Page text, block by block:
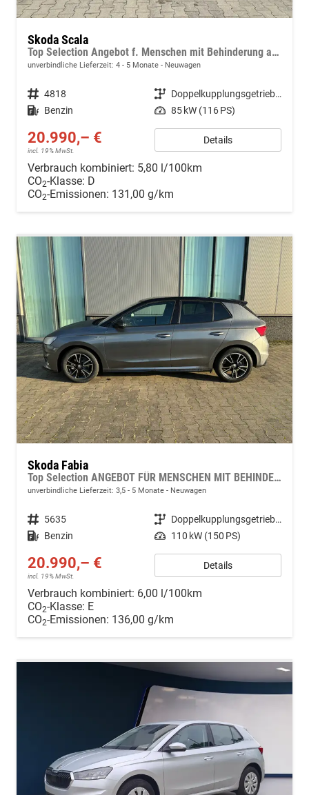
Skoda Scala
Top Selection Angebot f. Menschen mit Behinderung ab 50 %! 1.0 TSI 115PS DSG/Automatik, 16"-Leichtmetallräder, Climatronic, Verlängerte Heckscheibe, SunSet, Parksensoren hinten, Winter-Paket, M-Lederlenkrad beheizt, LED-Scheinwerfer, Tempomat, Virtual Cockpit, Radio
unverbindliche Lieferzeit: 4 - 5 Monate Neuwagen
Fahrzeugnr. 4818 Getriebe
Doppelkupplungsgetriebe (DSG)
Kraftstoff Benzin Leistung 85 kW (116 PS)
20.990,– €
incl. 19% MwSt.
Details
Verbrauch kombiniert: 5,80 l/100km
CO2-Klasse: D
CO2-Emissionen: 131,00 g/km
Skoda Fabia
Top Selection ANGEBOT FÜR MENSCHEN MIT BEHINDERUNG AB 50%! 1.5 TSI 150PS DSG/AUTOMATIK, 16" Alu, Climatronic, SunSet, Multifunktions-Lederlenkrad beheizt, Infotainment 8", Smart Link, LED-Scheinwerfer, Nebelscheinwerfer, Parksensoren hinten, Sitzheizung, Tempomat
unverbindliche Lieferzeit: 3,5 - 5 Monate Neuwagen
Fahrzeugnr. 5635 Getriebe
Doppelkupplungsgetriebe (DSG)
Kraftstoff Benzin Leistung 110 kW (150 PS)
20.990,– €
incl. 19% MwSt.
Details
Verbrauch kombiniert: 6,00 l/100km
CO2-Klasse: E
CO2-Emissionen: 136,00 g/km